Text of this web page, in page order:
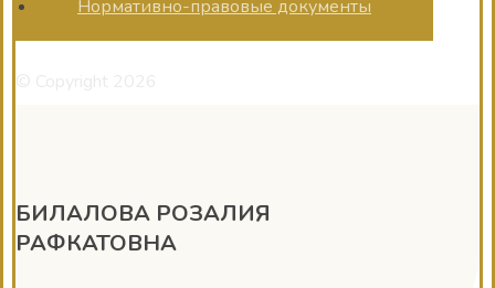
Нормативно-правовые документы
БИЛАЛОВА РОЗАЛИЯ
РАФКАТОВНА